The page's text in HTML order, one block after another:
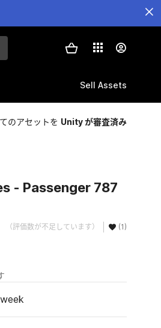
Sell Assets
のアセットを Unity が審査済み
- Passenger 787
（評価数が不足しています） (1)